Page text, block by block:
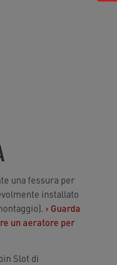
una fessura per
installato
› Guarda
un aeratore per
Slot di